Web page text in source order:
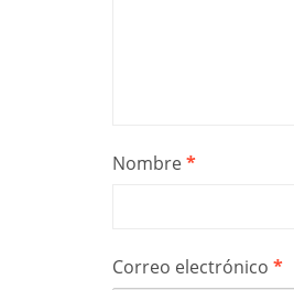
Nombre*
Correo electrónico *